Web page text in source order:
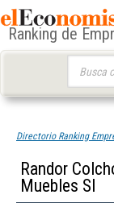
Ranking de
Directorio Ranking
Randor
Muebles Sl